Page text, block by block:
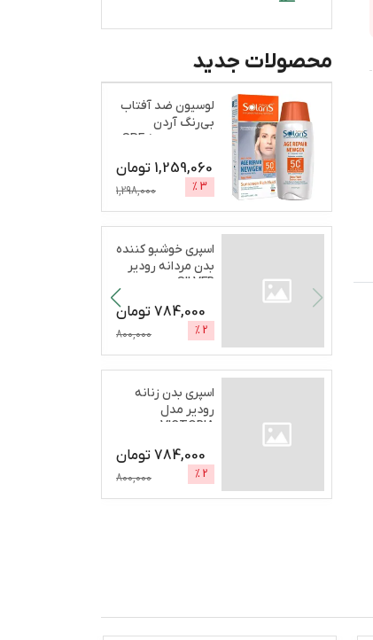
محصولات جدید
لوسیون ضد آفتاب
بی‌رنگ آردن
1,259,060 تومان
3
%
1,298,000
اسپری خوشبو کننده
بدن مردانه رودیر
SILVER
784,000 تومان
2
%
800,000
اسپری بدن زنانه
رودیر مدل
VICTORIA
...
784,000 تومان
2
%
800,000